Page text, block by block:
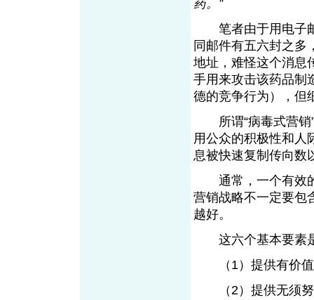
药。”
笔者由于用电子邮
同邮件有五六封之多
地址，难怪这个消息
手用来攻击该药品制
德的竞争行为），但
所谓“病毒式营销”
用公众的积极性和人
息被快速复制传向数
通常，一个有效的
营销战略不一定要包
越好。
这六个基本要素
（1）提供有价值
（2）提供无须努